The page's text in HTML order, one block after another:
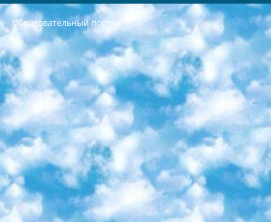
Образовательный портал
РЕСПУБЛИКА УЗБЕКИСТАН МИНИСТРЕРСТВО ДОШКОЛЬНОГО И ШКОЛЬНОГО ОБРАЗОВАНИЯ КОМАНДА в общеобразовательных учреждениях в 2023-2024 учебном году организация и проведение итоговой государственной аттестации обучающихся о Министра дошкольного и школьного образования Республики Узбекистан от 4 марта 2008 года (постановлением Минюста от 20 марта 2008 года № 1778 государственной регистрации) «Итоговое состояние учащихся общего среднего образования на основании положения об утверждении положения об аттестации общего среднего образования выпускной экзамен студентов в образовательных учреждениях в 2023-2024 учебном году В целях организации и прохождения аттестации приказываю: 1. Следующее: перечень предметов, по которым будет проводиться итоговая государственная аттестация и экзамен формы перевода согласно приложению 1; сертификаты международного образца, оценивающие уровень владения иностранными языками перечень согласно приложению 2; 2. Педагогический при специализированных образовательных учреждениях. научно-практический центр квалификации и международной оценки (Д.Давидова) 2024 г. До 25 марта: задания по предметам, по которым будет проводиться итоговая аттестация разработка и утверждение технических условий; итоговая аттестация на основании разработанного предметного задания разработка вопросов по предметам (устно и письменно), экзамен передача; общеобразовательные средние школы и специальные учебные заведения учащиеся выпускных классов школ и интернатов в агентской системе подготовка базы данных экзаменационных материалов и критериев оценки; перевод базы экзаменационных материалов на все языки обучения подать в Республиканский образовательный центр для изготовления; варианты экзаменов на основе разработанных контрольных материалов пусть будут поставлены задачи формирования. 3. Республиканский образовательный центр (Ш.Худайкулов) до 5 апреля 2024 года. до: база данных предоставленных экзаменационных материалов на все языки обучения перевод и экспертиза; для слепых, слабовидящих, глухих, слабослышащих и умственно отсталых детей учащиеся выпускных классов специализированных школ и школ-интернатов база данных экзаменационных материалов на всех преподаваемых языках подготовка критериев оценки; специализированные школы для умственно отсталых детей и технологии для учащихся выпускных классов школ-интернатов разработка соответствующих рекомендаций и критериев проведения ЕГЭ по естествознанию давать задания. 4. Педагогический при специализированных образовательных учреждениях. Научно-практический центр навыков и международной оценки (Д.Давидова), Республика образовательный центр (Худайкулов Ш.) итоговый государственный аттестационный экзамен ориентирован на творческое и логическое мышление при подготовке базы материалов учитывать введение заданий. 5. Следует отметить, что: сертификат государственного образца о знании общеобразовательного предмета и как минимум национальный уровень B1 по предметам на иностранных языках, указанным в Приложении 2. или международно признанный сертификат эквивалентного уровня студенты, изучающие определенный предмет, освобождаются от экзамена; по соответствующим предметам запланирована итоговая государственная аттестация за день до дня, путем жеребьевки Рабочей группой (в письменной форме по предметам, проводимым в форме) из числа сформированных вариантов выбрано 2 варианта; 2 выбранных варианта экзамена анонсированы на официальном сайте министерства и все выпускники по всей стране на основе этих вариантов проводит итоговую государственную аттестацию. 6. Государственное образование учащихся средних общеобразовательных учреждений. знания в соответствии с квалификационными требованиями, которые необходимо приобрести на основании стандартов итоговый (выпускной) контроль для 9 и 11 классов в целях тестирования Экзамены (далее – экзамены) состоят из предметов, перечисленных в приложении 1. будет сделано. 7. Экзамены пройдут с 26 мая по 15 июня 2024 г. (кроме науки физического воспитания). 8. Физическая для учащихся 9 классов общесредних образовательных учреждений. Экзамены по предмету «Образование, квалификация медицина» 1-6 мая 2024 года. сотрудники перевести под присмотр (с отклонениями в физическом или умственном развитии) специализированная школа для детей, школы-интернаты и со сколиозом школы-интернаты санаторного типа для больных детей исключены). 9. Он был слепым, слабовидящим и имел нарушения опорно-двигательного аппарата. экзамены в специализированных школах и интернатах для детей должны проводиться исходя из требований, предъявляемых к общеобразовательным учреждениям (физкультура кроме науки). 10. Специализированная школа для глухих и слабослышащих детей. и экзамены в интернатах и быть реализован в виде письменного теста по математике. 11. Специальность для умственно отсталых детей. Для 9 класса Родной язык и литературное письмо Государственный язык (язык обучения – узбекский). для неклассов) написано Математическое письмо Письменная/устная история Узбекистана Физическое воспитание практично Итоговый контроль Для 11 класса Написание родного языка и литературы (эссе) Математическое письмо Узбекский язык (обучение на узбекском языке) не посещающее общее среднее образование для учреждений)/Образовательное учреждение выбор письменный и устный Иностранный язык письменный/устный Письменная/устная история Узбекистана *По выбору студента:  Химия  Физика  Основы государственного права  География 10 бесплатных образовательных ресурсов - Мы составили подборку онлайн-проектов с интерактивными упражнениями, видеолекциями и статьями. Они помогут вам обрести новые и освежить старые знания бесплатно. 1. «ИНТУИТ» Старейшая образовательная площадка Рунета. Здесь вы найдёте сотни текстовых и видеокурсов на десятки различных тем — от программирования до психологии. Многие курсы подготовлены российскими университетами и крупными международными компаниями вроде Intel и Microsoft. Самостоятельное обучение бесплатное, но желающие могут оплатить услуги персональных наставников. 2. «Смартия» знакомит с актуальными профессиями и подсказывает, как им обучаться. Выбрав заинтересовавшую вас специальность — SMM-специалист, фотограф, веб-дизайнер или другую, — увидите список необходимых для неё умений. Чтобы вы могли освоить их самостоятельно, для каждого умения площадка отображает подборку ссылок на учебные материалы. Хотя «Смартия» ориентируется на русскоязычную аудиторию, часть контента всё же доступна только на английском. 3. «Лекторий Физтеха» Проект Московского физико-технического института (Физтеха). С его помощью вы можете смотреть онлайн серии лекций, записанные на видео в этом вузе. В числе доступных предметов — физика, биология, химия, информационные технологии и другие. К некоторым лекциям администрация ресурса прилагает готовые конспекты, которые можно скачивать в PDF-формате. 4. ITMOcourses Онлайн-площадка Санкт-Петербургского национального исследовательского университета информационных технологий, механики и оптики (ИТМО). Ресурс предоставляет свободный доступ к курсам, разработанным в этом вузе. Каталог материалов разбит на четыре категории: «Оптические системы и технологии», «Приборостроение и робототехника», «Информационные технологии» и «Биотехнологии». Курсы состоят из видеолекций, интерактивных демонстраций и заданий. 5. «КиберЛенинка» Электронная научная библиотека открытого доступа. Каталог площадки регулярно обрастает текстами статей из различных научных изданий. Сгруппированные по журналам и рубрикам публикации можно читать онлайн или скачивать целиком в PDF-формате. Проект нацелен на популяризацию науки за счёт открытого доступа к качественной информации. 6. «ПостНаука» На этом ресурсе публикуют подборки видеолекций, составленные экспертами из разных отраслей и объединённые общими темами. Среди них, к примеру, есть серии «Биоинформатика и геномика», «Культура средневековой Скандинавии» и Cinema Studies о теории кино. Каждая подборка лекций — логически связанная история, рассказанная экспертом от первого лица. Кроме того, на сайте появляются научно-образовательные статьи и тесты на разные темы. 7. «Newочём» Команда проекта «Newочём» отбирает самые интересные тексты из англоязычных СМИ и переводит те из них, за которые голосуют участники сообщества «ВКонтакте». По большей части это научно-популярные статьи. Редакторы придумывают лишь заголовки, в остальном содержание переводов соответствует оригиналам. Полные тексты можно читать прямо в социальной сети. 8. InternetUrok Онлайн-база материалов по основным дисциплинам школьной программы. Информация на сайте структурирована по классам, предметам и темам (урокам). Каждый урок состоит из видеолекций и конспектов. Есть также интерактивные тренажёры и тесты для закрепления пройденного материала. Даже если вы давно окончили школу, возможность повторить программу старших классов всегда может пригодиться. 9. Edutainme Ещё один ресурс об образовании. В отличие от Newtonew, как мне кажется, Edutainme больше ориентируется на представителей индустрии: педагогов, предпринимателей, разработчиков образовательных проектов. Но и любой, кто просто стремится к саморазвитию, найдёт на сайте много полезного и интересного для себя. Например, информацию о новых курсах и образовательных сервисах. 10. Newtonew Онлайн-медиа об образовании и обучении в широком смысле. Авторы Newtonew пишут об инструментах, заведениях, тактиках и стратегиях, которые помогают учить других и получать новые знания самостоятельно. На этой площадке вы найдёте новости, обзоры, аналитические мат